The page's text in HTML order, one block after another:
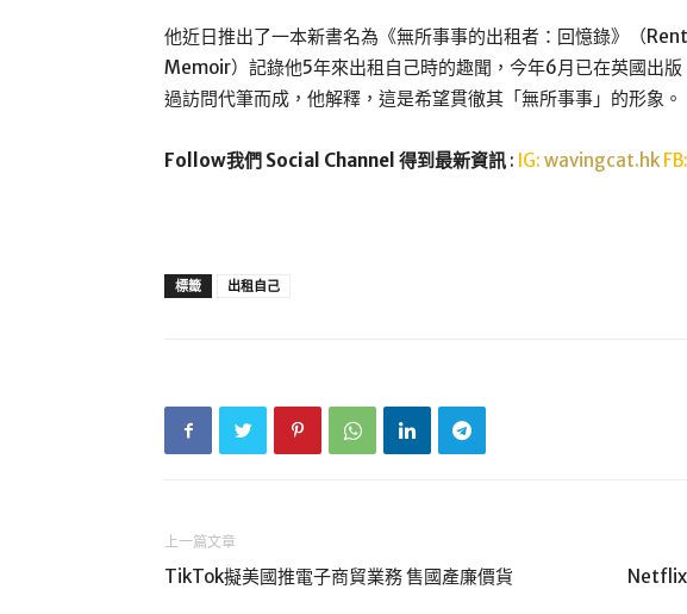
他近日推出了一本新書名為《無所事事的出租者：回憶錄》（
Memoir）記錄他5年來出租自己時的趣聞，今年6月已在英國出
過訪問代筆而成，他解釋，這是希望貫徹其「無所事事」的形象。
Follow我們 Social Channel 得到最新資訊 : IG: wavingcat.hkFB:
標籤 出租自己
上一篇文章
TikTok擬美國推電子商貿業務 售國產廉價貨
Netflix